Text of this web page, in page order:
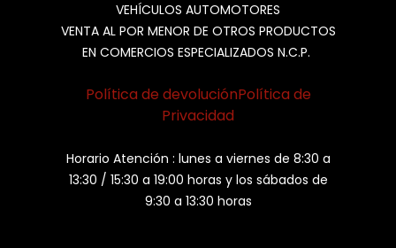
VEHÍCULOS AUTOMOTORES
VENTA AL POR MENOR DE OTROS PRODUCTOS
EN COMERCIOS ESPECIALIZADOS N.C.P.
Política de devoluciónPolítica de
Privacidad
Horario Atención : lunes a viernes de 8:30 a
13:30 / 15:30 a 19:00 horas y los sábados de
9:30 a 13:30 horas